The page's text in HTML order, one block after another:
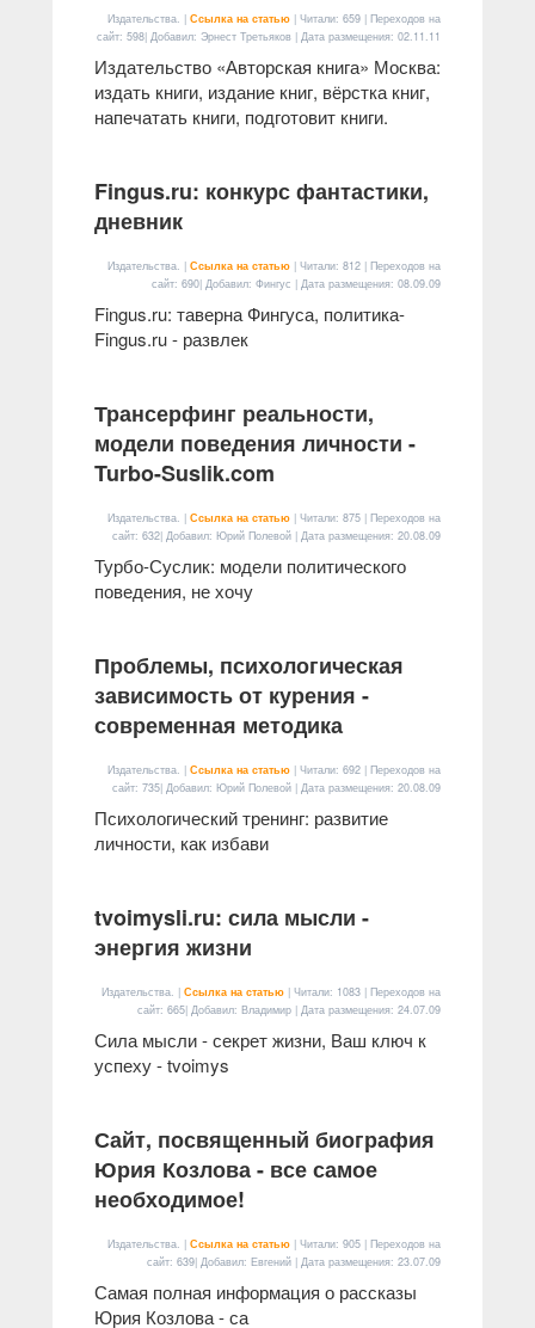
Издательства. | Ссылка на статью | Читали: 659 | Переходов на
сайт: 598| Добавил: Эрнест Третьяков | Дата размещения: 02.11.11
Издательство «Авторская книга» Москва:
издать книги, издание книг, вёрстка книг,
напечатать книги, подготовит книги.
Fingus.ru: конкурс фантастики,
дневник
Издательства. | Ссылка на статью | Читали: 812 | Переходов на
сайт: 690| Добавил: Фингус | Дата размещения: 08.09.09
Fingus.ru: таверна Фингуса, политика-
Fingus.ru - развлек
Трансерфинг реальности,
модели поведения личности -
Turbo-Suslik.com
Издательства. | Ссылка на статью | Читали: 875 | Переходов на
сайт: 632| Добавил: Юрий Полевой | Дата размещения: 20.08.09
Турбо-Суслик: модели политического
поведения, не хочу
Проблемы, психологическая
зависимость от курения -
современная методика
Издательства. | Ссылка на статью | Читали: 692 | Переходов на
сайт: 735| Добавил: Юрий Полевой | Дата размещения: 20.08.09
Психологический тренинг: развитие
личности, как избави
tvoimysli.ru: сила мысли -
энергия жизни
Издательства. | Ссылка на статью | Читали: 1083 | Переходов на
сайт: 665| Добавил: Владимир | Дата размещения: 24.07.09
Сила мысли - секрет жизни, Ваш ключ к
успеху - tvoimys
Сайт, посвященный биография
Юрия Козлова - все самое
необходимое!
Издательства. | Ссылка на статью | Читали: 905 | Переходов на
сайт: 639| Добавил: Евгений | Дата размещения: 23.07.09
Самая полная информация о рассказы
Юрия Козлова - са